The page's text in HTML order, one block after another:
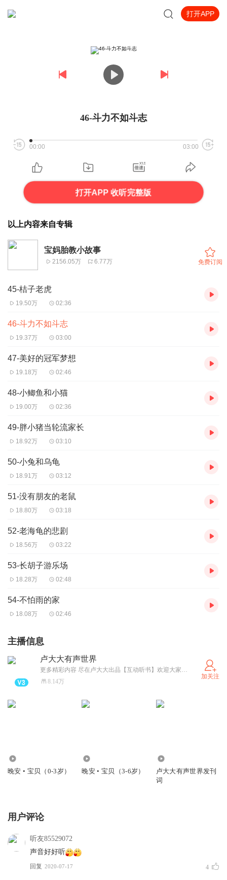
打开APP
46-斗力不如斗志
00:00 03:00
打开APP 收听完整版
以上内容来自专辑
宝妈胎教小故事
2156.05万 6.77万 免费订阅
45-桔子老虎
19.50万 02:36
46-斗力不如斗志
19.37万 03:00
47-美好的冠军梦想
19.18万 02:46
48-小鲫鱼和小猫
19.00万 02:36
49-胖小猪当轮流家长
18.92万 03:10
50-小兔和乌龟
18.91万 03:12
51-没有朋友的老鼠
18.80万 03:18
52-老海龟的悲剧
18.56万 03:22
53-长胡子游乐场
18.28万 02:48
54-不怕雨的家
18.08万 02:46
主播信息
卢大大有声世界
更多精彩内容 尽在卢大大出品【互动听书】欢迎大家搜索加入微信公众号【卢大大出品】爱上阅读 完美表达
8.14万
加关注
晚安 • 宝贝（0-3岁） 晚安 • 宝贝（3-6岁）
卢大大有声世界发刊
词
用户评论
听友85529072
声音好好听
回复 2020-07-17 4